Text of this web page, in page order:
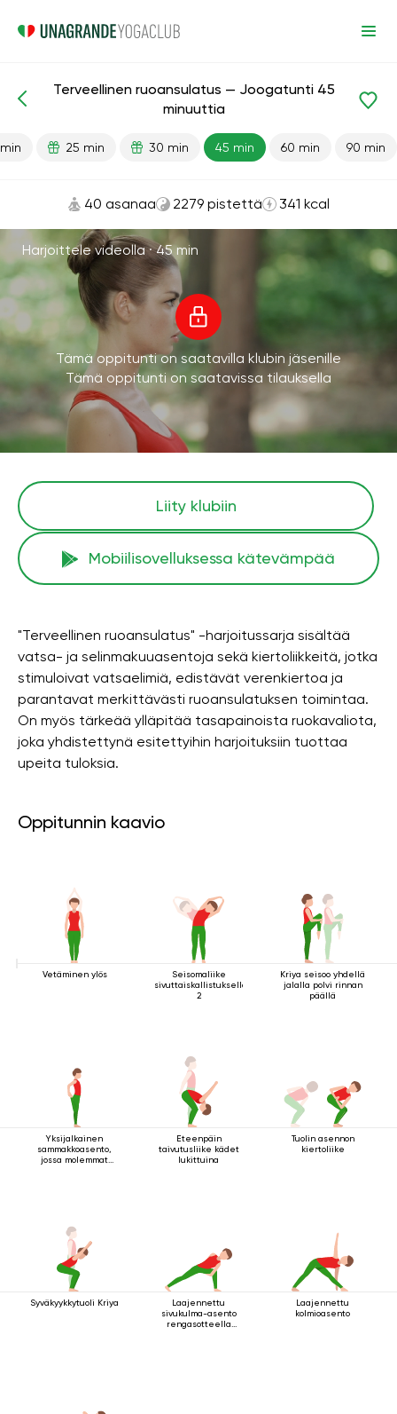
Ruoansulatus
Terveellinen ruoansulatus — Joogatunti 45
minuuttia
25 min 30 min 45 min 60 min 90 min
40 asanaa 2279 pistettä 341 kcal
Harjoittele videolla ·45 min
Tämä oppitunti on saatavilla klubin jäsenille
Tämä oppitunti on saatavissa tilauksella
Liity klubiin
Mobiilisovelluksessa kätevämpää
"Terveellinen ruoansulatus" -harjoitussarja sisältää
vatsa- ja selinmakuuasentoja sekä kiertoliikkeitä, jotka
stimuloivat vatsaelimiä, edistävät verenkiertoa ja
parantavat merkittävästi ruoansulatuksen toimintaa.
On myös tärkeää ylläpitää tasapainoista ruokavaliota,
joka yhdistettynä esitettyihin harjoituksiin tuottaa
upeita tuloksia.
Oppitunnin kaavio
Vetäminen ylös
Seisomaliike
sivuttaiskallistuksella
2
Kriya seisoo yhdellä
jalalla polvi rinnan
päällä
Yksijalkainen
sammakkoasento,
jossa molemmat
Eteenpäin
taivutusliike kädet
lukittuina
Tuolin asennon
kiertoliike
Syväkyykkytuoli Kriya
Laajennettu
sivukulma-asento
rengasotteella
Laajennettu
kolmioasento